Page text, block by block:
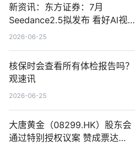
新资讯：东方证券：7月
Seedance2.5拟发布 看好AI视频
创作工作流进一步提效
2026-06-25
核保时会查看所有体检报告吗？
观速讯
2026-06-25
大唐黄金（08299.HK）股东会
通过特别授权议案 赞成票达